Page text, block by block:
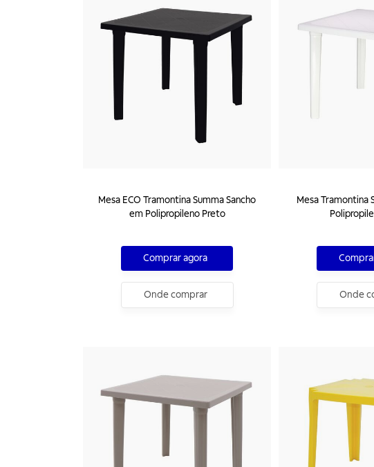
Mesa ECO Tramontina Summa Sancho
em Polipropileno Preto
Comprar agora
Onde comprar
Mesa Tramontina
Onde